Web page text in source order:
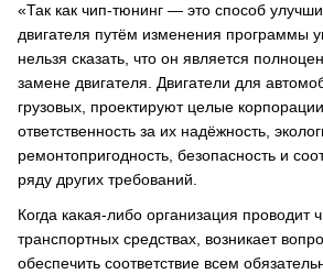
«Так как чип-тюнинг — это способ
двигателя путём изменения программы
нельзя сказать, что он является
замене двигателя. Двигатели для
грузовых, проектируют целые
ответственность за их надёжность,
ремонтопригодность, безопасность и
ряду других требований.
Когда какая-либо организация проводит
транспортных средствах, возникает
обеспечить соответствие всем